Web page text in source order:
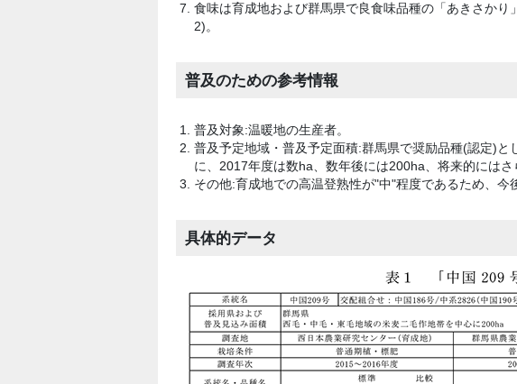
食味は育成地および群馬県で良食味品種の「あきさか
2)。
普及のための参考情報
普及対象:温暖地の生産者。
普及予定地域・普及予定面積:群馬県で奨励品種(認定)
に、2017年度は数ha、数年後には200ha、将来的にはさ
その他:育成地での高温登熟性が"中"程度であるため、今
具体的データ